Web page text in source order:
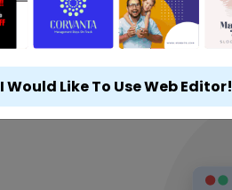
I Would Like To Use Web Editor!